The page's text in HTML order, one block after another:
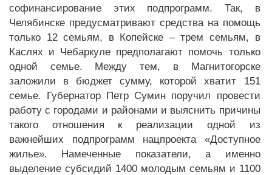
софинансирование этих подпрограмм. Так, в
Челябинске предусматривают средства на помощь
только 12 семьям, в Копейске – трем семьям, в
Каслях и Чебаркуле предполагают помочь только
одной семье. Между тем, в Магнитогорске
заложили в бюджет сумму, которой хватит 151
семье. Губернатор Петр Сумин поручил провести
работу с городами и районами и выяснить причины
такого отношения к реализации одной из
важнейших подпрограмм нацпроекта «Доступное
жилье». Намеченные показатели, а именно
выделение субсидий 1400 молодым семьям и 1100